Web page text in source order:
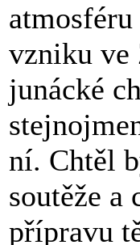
vzniku ve
junácké
ní. Chtěl
soutěže a
přípravu